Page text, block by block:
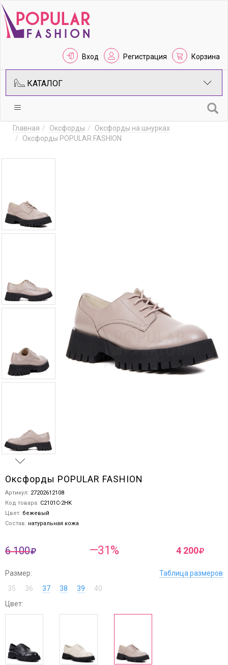
Вход Регистрация Корзина
КАТАЛОГ
Главная Оксфорды
Оксфорды на шнурках
Оксфорды POPULAR FASHION
Оксфорды POPULAR FASHION
Артикул: 27202612108
Код товара: C2101C-2HK
Цвет: бежевый
Состав: натуральная кожа
6 100 —31% 4 200
Размер:
Таблица размеров
35
36 37 38 39
40
Цвет: